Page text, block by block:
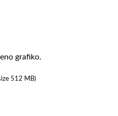
grafiko.
512 MB)